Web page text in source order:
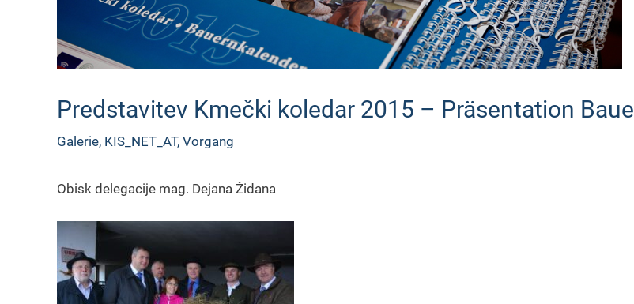
Predstavitev Kmečki koledar 2015 – Präsentation
Galerie, KIS_NET_AT, Vorgang
Obisk delegacije mag. Dejana Židana